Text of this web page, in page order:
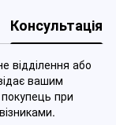
Консультація
відділення або
вашим
при